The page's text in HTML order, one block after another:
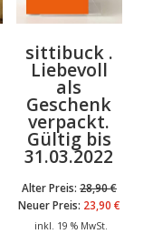
sittibuck .
Liebevoll
als
Geschenk
verpackt.
Gültig bis
31.03.2022
Alter Preis: 28,90€
Neuer Preis: 23,90 €
inkl. 19 % MwSt.